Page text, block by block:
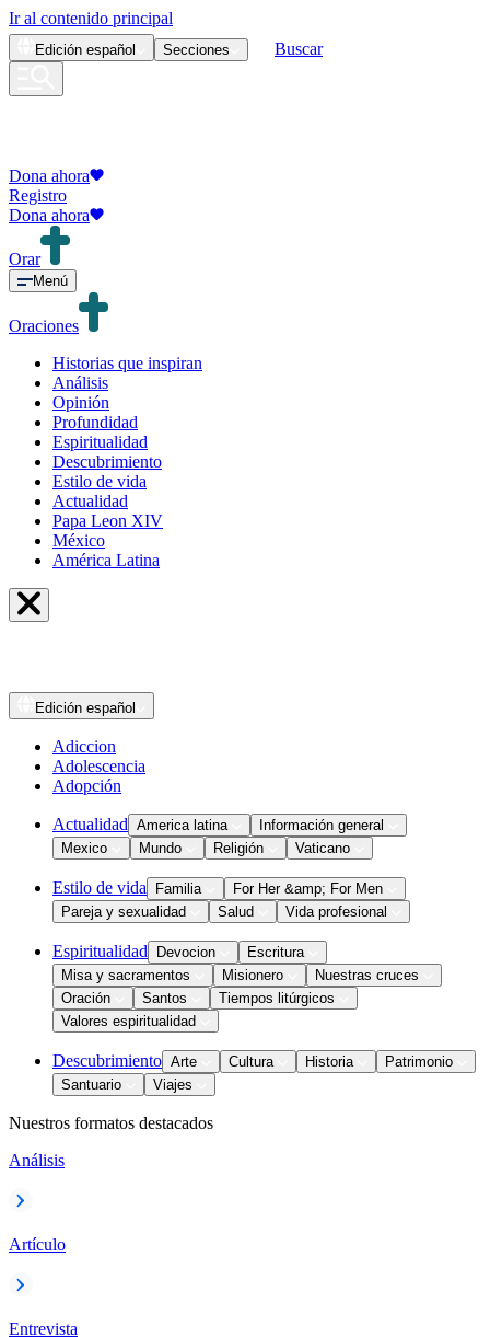
Ir al contenido principal
Edición español Secciones Buscar
Dona ahora
Registro
Dona ahora
Orar
Menú
Oraciones
Historias que inspiran
Análisis
Opinión
Profundidad
Espiritualidad
Descubrimiento
Estilo de vida
Actualidad
Papa Leon XIV
México
América Latina
Edición español
Adiccion
Adolescencia
Adopción
Actualidad America latina
Información general
Mexico
Mundo Religión Vaticano
Estilo de vida Familia
For Her &amp; For Men
Pareja y sexualidad
Salud Vida profesional
Espiritualidad Devocion
Escritura
Misa y sacramentos
Misionero
Nuestras cruces
Oración
Santos
Tiempos litúrgicos
Valores espiritualidad
Descubrimiento Arte Cultura Historia
Patrimonio
Santuario
Viajes
Nuestros formatos destacados
Análisis
Artículo
Entrevista